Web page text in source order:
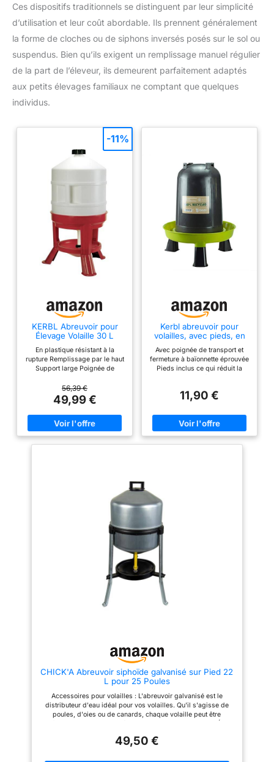
Ces dispositifs traditionnels se distinguent par leur simplicité
d’utilisation et leur coût abordable. Ils prennent généralement
la forme de cloches ou de siphons inversés posés sur le sol ou
suspendus. Bien qu’ils exigent un remplissage manuel régulier
de la part de l’éleveur, ils demeurent parfaitement adaptés
aux petits élevages familiaux ne comptant que quelques
individus.
KERBL Abreuvoir pour
Élevage Volaille 30 L
En plastique résistant à la
rupture Remplissage par le haut
Support large Poignée de
déplacement facilité Hauteur
totale env. 70 cm Plateau à env.
20 cm au-dessus du sol
56,39 €
49,99 €
-11%
Kerbl abreuvoir pour
volailles, avec pieds, en
Avec poignée de transport et
fermeture à baïonnette éprouvée
Pieds inclus ce qui réduit la
alimentaire Respect de
de ressources fossiles est
réduite En raison du processus
de recyclage, des déviations de
11,90 €
CHICK'A Abreuvoir siphoïde galvanisé sur Pied 22
L pour 25 Poules
Accessoires pour volailles : L'abreuvoir galvanisé est le
distributeur d'eau idéal pour vos volailles. Qu'il s'agisse de
poules, d'oies ou de canards, chaque volaille peut être
parfaitement approvisionnée en eau potable AVANTAGE : Étant
dessus du sol, la qualité de l'eau reste protégée des
CAPACITÉ : L'abreuvoir dispose d'un réservoir de 22 litres.
49,50 €